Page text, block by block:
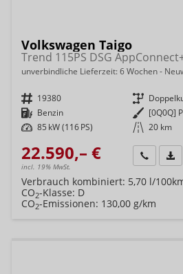
Volkswagen Taigo
unverbindliche Lieferzeit:6 Wochen
Fahrzeugnr. 19380 Getriebe
Kraftstoff Benzin Außenfarbe [0Q0Q]
Leistung 85 kW (116 PS) Kilometerstand 20 km
22.590,– €
incl. 19% MwSt.
Wir
Verbrauch kombiniert: 5,70 l/
CO2-Klasse: D
CO2-Emissionen: 130,00 g/km